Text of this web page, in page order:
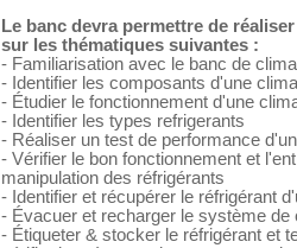
Le banc devra permettre de
sur les thématiques suivantes :
- Familiarisation avec le banc de
- Identifier les composants d'une
- Étudier le fonctionnement d'une
- Identifier les types refrigerants
- Réaliser un test de performance
- Vérifier le bon fonctionnement et
manipulation des réfrigérants
- Identifier et récupérer le réfrigérant
- Évacuer et recharger le système de
- Étiqueter & stocker le réfrigérant et